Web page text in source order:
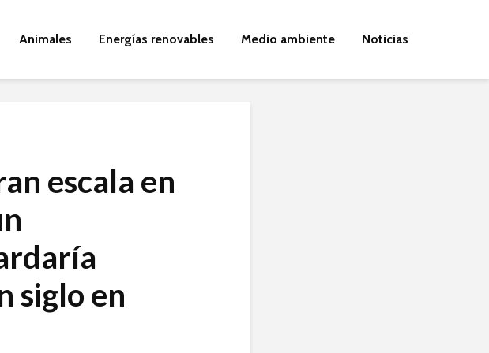
Animales Energías renovables Medio ambiente Noticias
escala en
siglo en